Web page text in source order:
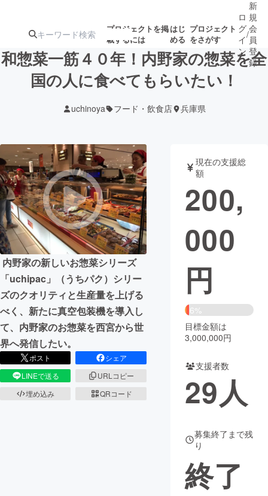
プロジェクトを掲
載するには
はじ
める
プロジェクト
をさがす
ターン
ジェクト
募集終了が近いプ
ロジェクト
アート・写真 音楽
テクノロジー・ガジェット ゲーム・サ
映像・映画
ビジネス・起業
まちづくり・地域活性化
CAMPFIRE for Social Good
CAMPFIRE Creation
CAMPFIREふるさと納税
コミュニティ
ロ
グ
イ
ン
/
新
規
会
員
登
録
和惣菜一筋４０年！内野家の惣菜を全
国の人に食べてもらいたい！
uchinoya フード・飲食店 兵庫県
内野家の新しいお惣菜シリーズ
「uchipac」（うちパク）シリー
ズのクオリティと生産量を上げる
べく、新たに真空包装機を導入し
て、内野家のお惣菜を西宮から世
界へ発信したい。
ポスト
シェア
LINEで送る
URLコピー
埋め込み
QRコード
現在の支援総
額
200,
000
円
6%
目標金額は
3,000,000円
支援者数
29人
募集終了まで残
り
終了